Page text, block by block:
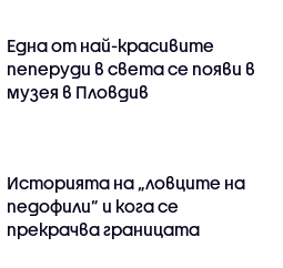
Една от най-красивите
пеперуди в света се появи в
музея в Пловдив
Историята на „ловците на
педофили” и кога се
прекрачва границата